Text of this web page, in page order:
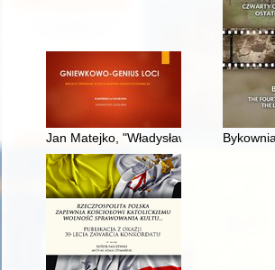
Jan Matejko, "Władysław Biały w